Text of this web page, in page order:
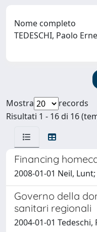
Nome completo
TEDESCHI, Paolo
Mostra
records
Risultati 1 - 16 di 16
Financing
2008-01-01 Neil,
Governo della
sanitari regionali
2004-01-01